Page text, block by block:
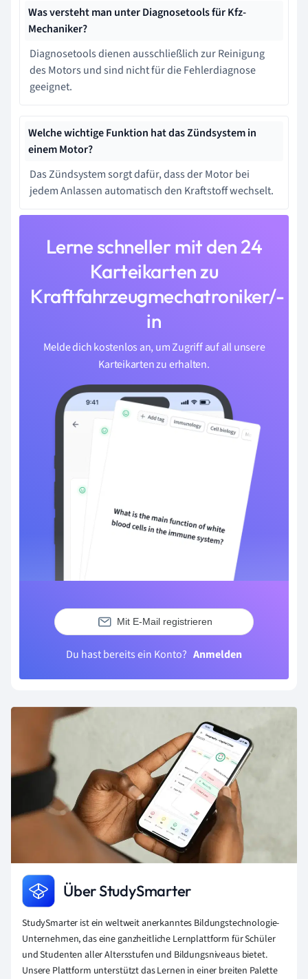
Was versteht man unter Diagnosetools für Kfz-
Mechaniker?
Diagnosetools dienen ausschließlich zur Reinigung
des Motors und sind nicht für die Fehlerdiagnose
geeignet.
Welche wichtige Funktion hat das Zündsystem in
einem Motor?
Das Zündsystem sorgt dafür, dass der Motor bei
jedem Anlassen automatisch den Kraftstoff wechselt.
Lerne schneller mit den 24
Karteikarten zu
Kraftfahrzeugmechatroniker/-
in
Melde dich kostenlos an, um Zugriff auf all unsere
Karteikarten zu erhalten.
Mit E-Mail registrieren
Du hast bereits ein Konto? Anmelden
Über StudySmarter
StudySmarter ist ein weltweit anerkanntes Bildungstechnologie-
Unternehmen, das eine ganzheitliche Lernplattform für Schüler
und Studenten aller Altersstufen und Bildungsniveaus bietet.
Unsere Plattform unterstützt das Lernen in einer breiten Palette